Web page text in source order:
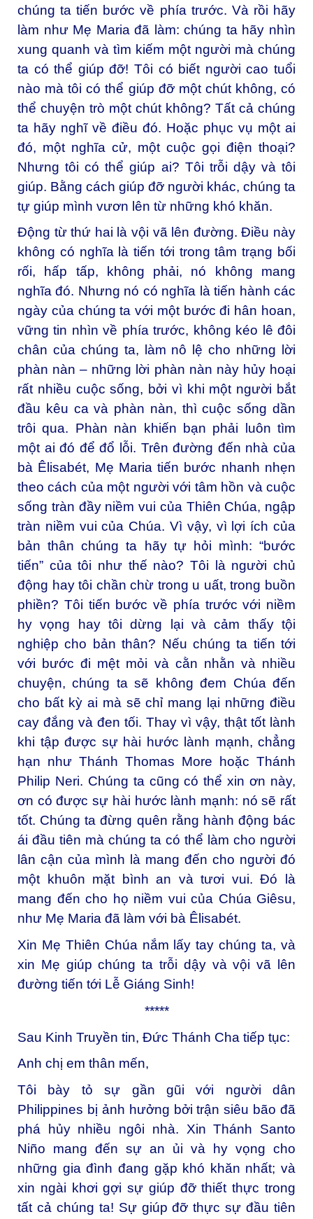
chúng ta tiến bước về phía trước. Và rồi hãy
làm như Mẹ Maria đã làm: chúng ta hãy nhìn
xung quanh và tìm kiếm một người mà chúng
ta có thể giúp đỡ! Tôi có biết người cao tuổi
nào mà tôi có thể giúp đỡ một chút không, có
thể chuyện trò một chút không? Tất cả chúng
ta hãy nghĩ về điều đó. Hoặc phục vụ một ai
đó, một nghĩa cử, một cuộc gọi điện thoại?
Nhưng tôi có thể giúp ai? Tôi trỗi dậy và tôi
giúp. Bằng cách giúp đỡ người khác, chúng ta
tự giúp mình vươn lên từ những khó khăn.
Động từ thứ hai là vội vã lên đường. Điều này
không có nghĩa là tiến tới trong tâm trạng bối
rối, hấp tấp, không phải, nó không mang
nghĩa đó. Nhưng nó có nghĩa là tiến hành các
ngày của chúng ta với một bước đi hân hoan,
vững tin nhìn về phía trước, không kéo lê đôi
chân của chúng ta, làm nô lệ cho những lời
phàn nàn – những lời phàn nàn này hủy hoại
rất nhiều cuộc sống, bởi vì khi một người bắt
đầu kêu ca và phàn nàn, thì cuộc sống dần
trôi qua. Phàn nàn khiến bạn phải luôn tìm
một ai đó để đổ lỗi. Trên đường đến nhà của
bà Êlisabét, Mẹ Maria tiến bước nhanh nhẹn
theo cách của một người với tâm hồn và cuộc
sống tràn đầy niềm vui của Thiên Chúa, ngập
tràn niềm vui của Chúa. Vì vậy, vì lợi ích của
bản thân chúng ta hãy tự hỏi mình: “bước
tiến” của tôi như thế nào? Tôi là người chủ
động hay tôi chần chừ trong u uất, trong buồn
phiền? Tôi tiến bước về phía trước với niềm
hy vọng hay tôi dừng lại và cảm thấy tội
nghiệp cho bản thân? Nếu chúng ta tiến tới
với bước đi mệt mỏi và cằn nhằn và nhiều
chuyện, chúng ta sẽ không đem Chúa đến
cho bất kỳ ai mà sẽ chỉ mang lại những điều
cay đắng và đen tối. Thay vì vậy, thật tốt lành
khi tập được sự hài hước lành mạnh, chẳng
hạn như Thánh Thomas More hoặc Thánh
Philip Neri. Chúng ta cũng có thể xin ơn này,
ơn có được sự hài hước lành mạnh: nó sẽ rất
tốt. Chúng ta đừng quên rằng hành động bác
ái đầu tiên mà chúng ta có thể làm cho người
lân cận của mình là mang đến cho người đó
một khuôn mặt bình an và tươi vui. Đó là
mang đến cho họ niềm vui của Chúa Giêsu,
như Mẹ Maria đã làm với bà Êlisabét.
Xin Mẹ Thiên Chúa nắm lấy tay chúng ta, và
xin Mẹ giúp chúng ta trỗi dậy và vội vã lên
đường tiến tới Lễ Giáng Sinh!
*****
Sau Kinh Truyền tin, Đức Thánh Cha tiếp tục:
Anh chị em thân mến,
Tôi bày tỏ sự gần gũi với người dân
Philippines bị ảnh hưởng bởi trận siêu bão đã
phá hủy nhiều ngôi nhà. Xin Thánh Santo
Niño mang đến sự an ủi và hy vọng cho
những gia đình đang gặp khó khăn nhất; và
xin ngài khơi gợi sự giúp đỡ thiết thực trong
tất cả chúng ta! Sự giúp đỡ thực sự đầu tiên